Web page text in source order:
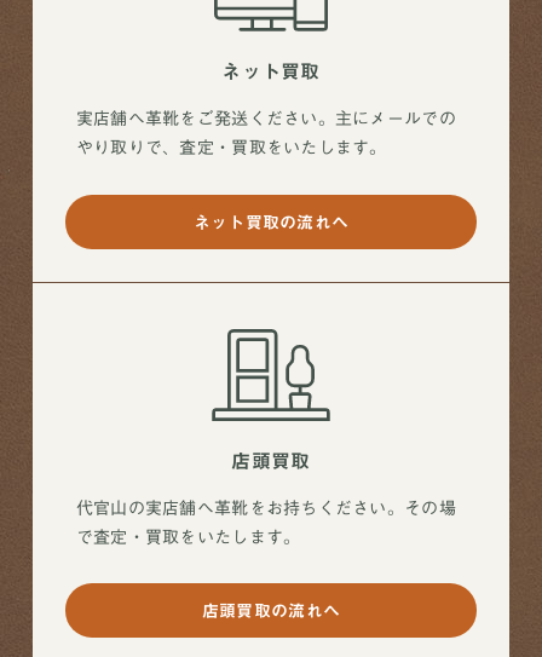
ネット買取
実店舗へ革靴をご発送ください。主にメールでの
やり取りで、査定・買取をいたします。
ネット買取の流れへ
店頭買取
代官山の実店舗へ革靴をお持ちください。その場
で査定・買取をいたします。
店頭買取の流れへ